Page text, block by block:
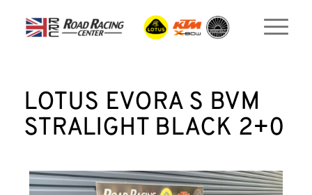
LOTUS EVORA S BVM
STRALIGHT BLACK 2+0